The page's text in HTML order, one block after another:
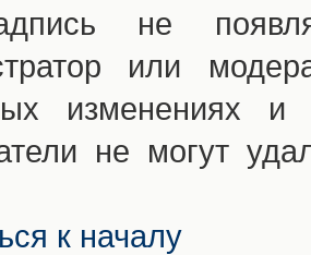
не
или
изменениях
не могут
к началу